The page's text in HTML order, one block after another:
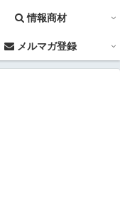
情報商材
メルマガ登録